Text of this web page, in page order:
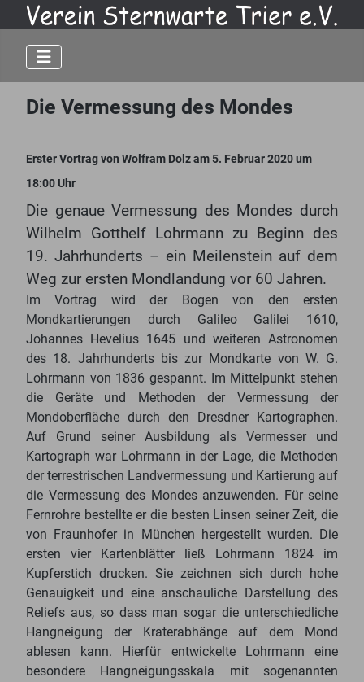
Die Vermessung des Mondes
Erster Vortrag von Wolfram Dolz am 5. Februar 2020 um
18:00 Uhr
Die genaue Vermessung des Mondes durch
Wilhelm Gotthelf Lohrmann zu Beginn des
19. Jahrhunderts – ein Meilenstein auf dem
Weg zur ersten Mondlandung vor 60 Jahren.
Im Vortrag wird der Bogen von den ersten
Mondkartierungen durch Galileo Galilei 1610,
Johannes Hevelius 1645 und weiteren Astronomen
des 18. Jahrhunderts bis zur Mondkarte von W. G.
Lohrmann von 1836 gespannt. Im Mittelpunkt stehen
die Geräte und Methoden der Vermessung der
Mondoberfläche durch den Dresdner Kartographen.
Auf Grund seiner Ausbildung als Vermesser und
Kartograph war Lohrmann in der Lage, die Methoden
der terrestrischen Landvermessung und Kartierung auf
die Vermessung des Mondes anzuwenden. Für seine
Fernrohre bestellte er die besten Linsen seiner Zeit, die
von Fraunhofer in München hergestellt wurden. Die
ersten vier Kartenblätter ließ Lohrmann 1824 im
Kupferstich drucken. Sie zeichnen sich durch hohe
Genauigkeit und eine anschauliche Darstellung des
Reliefs aus, so dass man sogar die unterschiedliche
Hangneigung der Kraterabhänge auf dem Mond
ablesen kann. Hierfür entwickelte Lohrmann eine
besondere Hangneigungsskala mit sogenannten